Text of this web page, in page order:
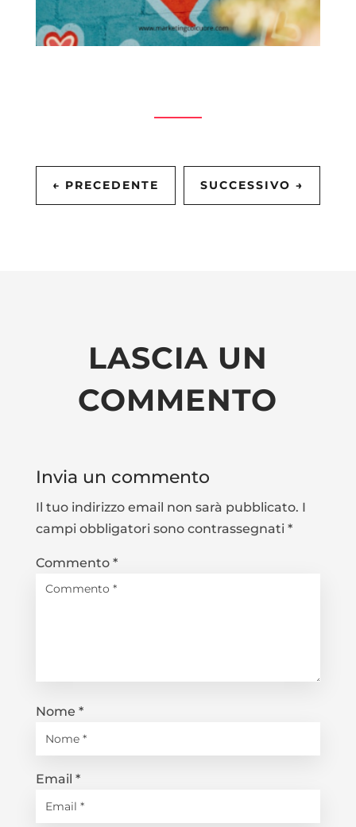
← PRECEDENTE SUCCESSIVO →
LASCIA UN
COMMENTO
Invia un commento
Il tuo indirizzo email non sarà pubblicato. I
campi obbligatori sono contrassegnati *
Commento *
Nome *
Email *